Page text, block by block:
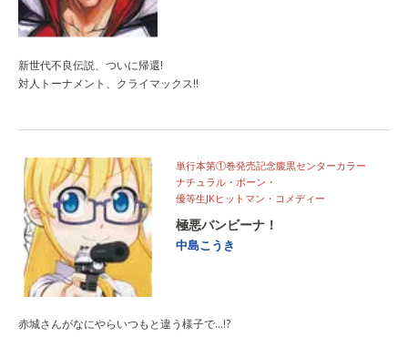
新世代不良伝説、ついに帰還!
対人トーナメント、クライマックス!!
単行本第①巻発売記念腹黒センターカラー
ナチュラル・ボーン・
優等生JKヒットマン・コメディー
極悪バンビーナ！
中島こうき
赤城さんがなにやらいつもと違う様子で…!?